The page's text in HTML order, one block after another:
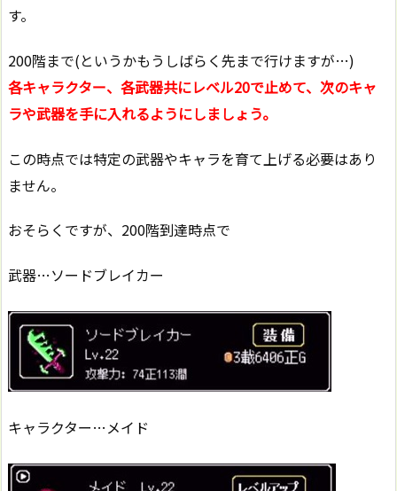
す。
200階まで(というかもうしばらく先まで行けますが…)
各キャラクター、各武器共にレベル20で止めて、次のキャ
ラや武器を手に入れるようにしましょう。
この時点では特定の武器やキャラを育て上げる必要はあり
ません。
おそらくですが、200階到達時点で
武器…ソードブレイカー
キャラクター…メイド